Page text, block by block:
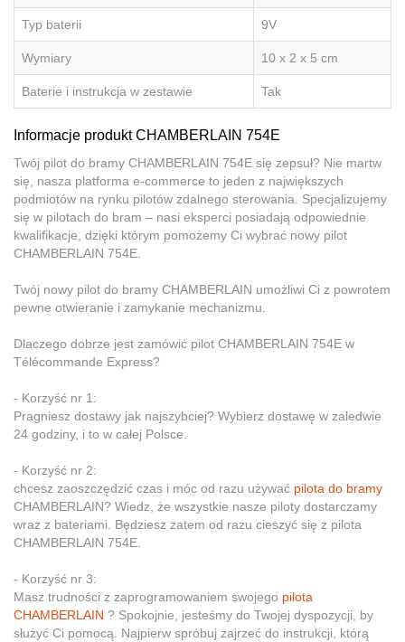
Typ baterii 9V
Wymiary 10 x 2 x 5 cm
Baterie i instrukcja w zestawie Tak
Informacje produkt CHAMBERLAIN 754E
Twój pilot do bramy CHAMBERLAIN 754E się zepsuł? Nie martw
się, nasza platforma e-commerce to jeden z największych
podmiotów na rynku pilotów zdalnego sterowania. Specjalizujemy
się w pilotach do bram – nasi eksperci posiadają odpowiednie
kwalifikacje, dzięki którym pomożemy Ci wybrać nowy pilot
CHAMBERLAIN 754E.
Twój nowy pilot do bramy CHAMBERLAIN umożliwi Ci z powrotem
pewne otwieranie i zamykanie mechanizmu.
Dlaczego dobrze jest zamówić pilot CHAMBERLAIN 754E w
Télécommande Express?
- Korzyść nr 1:
Pragniesz dostawy jak najszybciej? Wybierz dostawę w zaledwie
24 godziny, i to w całej Polsce.
- Korzyść nr 2:
chcesz zaoszczędzić czas i móc od razu używać pilota do bramy
CHAMBERLAIN? Wiedz, że wszystkie nasze piloty dostarczamy
wraz z bateriami. Będziesz zatem od razu cieszyć się z pilota
CHAMBERLAIN 754E.
- Korzyść nr 3:
Masz trudności z zaprogramowaniem swojego pilota
CHAMBERLAIN ? Spokojnie, jesteśmy do Twojej dyspozycji, by
służyć Ci pomocą. Najpierw spróbuj zajrzeć do instrukcji, którą